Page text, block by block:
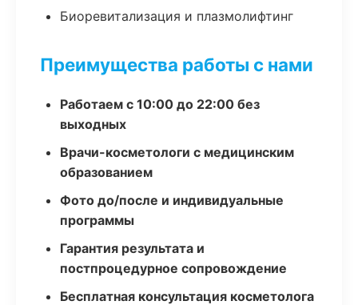
Биоревитализация и плазмолифтинг
Преимущества работы с нами
Работаем с 10:00 до 22:00 без
выходных
Врачи-косметологи с медицинским
образованием
Фото до/после и индивидуальные
программы
Гарантия результата и
постпроцедурное сопровождение
Бесплатная консультация косметолога